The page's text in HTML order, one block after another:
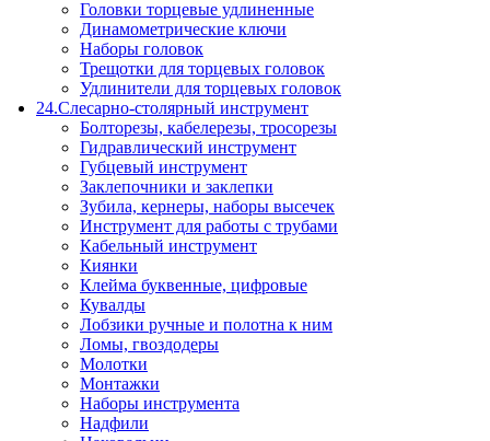
Головки торцевые удлиненные
Динамометрические ключи
Наборы головок
Трещотки для торцевых головок
Удлинители для торцевых головок
24.Слесарно-столярный инструмент
Болторезы, кабелерезы, тросорезы
Гидравлический инструмент
Губцевый инструмент
Заклепочники и заклепки
Зубила, кернеры, наборы высечек
Инструмент для работы с трубами
Кабельный инструмент
Киянки
Клейма буквенные, цифровые
Кувалды
Лобзики ручные и полотна к ним
Ломы, гвоздодеры
Молотки
Монтажки
Наборы инструмента
Надфили